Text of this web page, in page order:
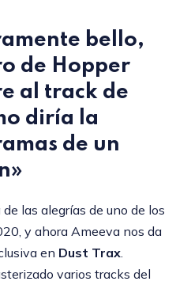
bello,
de Hopper
al track de
diría la
de un
las alegrías de uno de los
y ahora Ameeva nos da
en Dust Trax.
varios tracks del